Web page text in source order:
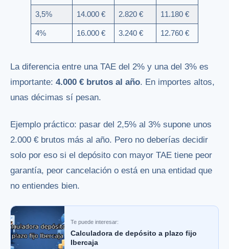
3,5% 14.000 € 2.820 € 11.180 €
4% 16.000 € 3.240 € 12.760 €
La diferencia entre una TAE del 2% y una del 3% es
importante: 4.000 € brutos al año. En importes altos,
unas décimas sí pesan.
Ejemplo práctico: pasar del 2,5% al 3% supone unos
2.000 € brutos más al año. Pero no deberías decidir
solo por eso si el depósito con mayor TAE tiene peor
garantía, peor cancelación o está en una entidad que
no entiendes bien.
Te puede interesar:
Calculadora de depósito a plazo fijo
Ibercaja